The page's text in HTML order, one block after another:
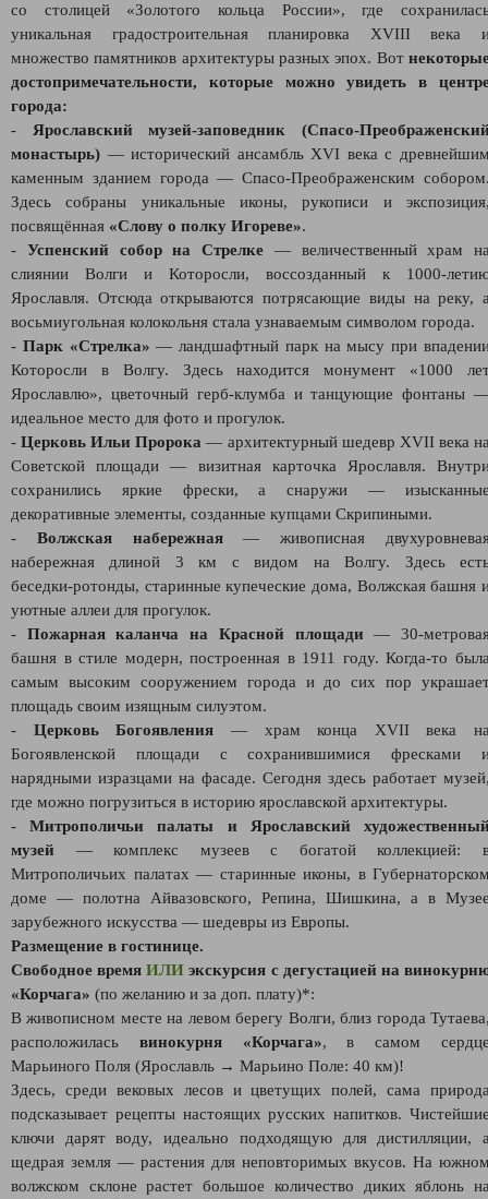
со столицей «Золотого кольца России», где
уникальная градостроительная планировка XVIII века
множество памятников архитектуры разных эпох. Вот
достопримечательности, которые можно увидеть в
города:
- Ярославский музей‑заповедник
монастырь) — исторический ансамбль XVI века с
каменным зданием города — Спасо‑Преображенским
Здесь собраны уникальные иконы, рукописи и
посвящённая «Слову о полку Игореве».
- Успенский собор на Стрелке — величественный храм
слиянии Волги и Которосли, воссозданный к
Ярославля. Отсюда открываются потрясающие виды на реку,
восьмиугольная колокольня стала узнаваемым символом города.
- Парк «Стрелка» — ландшафтный парк на мысу при
Которосли в Волгу. Здесь находится монумент «1000
Ярославлю», цветочный герб‑клумба и танцующие фонтаны
идеальное место для фото и прогулок.
-Церковь Ильи Пророка — архитектурный шедевр XVII века
Советской площади — визитная карточка Ярославля.
сохранились яркие фрески, а снаружи —
декоративные элементы, созданные купцами Скрипиными.
- Волжская набережная— живописная
набережная длиной 3 км с видом на Волгу. Здесь
беседки‑ротонды, старинные купеческие дома, Волжская башня
уютные аллеи для прогулок.
- Пожарная каланча на Красной площади —
башня в стиле модерн, построенная в 1911 году. Когда‑то
самым высоким сооружением города и до сих пор
площадь своим изящным силуэтом.
- Церковь Богоявления — храм конца XVII века
Богоявленской площади с сохранившимися фресками
нарядными изразцами на фасаде. Сегодня здесь работает
где можно погрузиться в историю ярославской архитектуры.
-Митрополичьи палаты и Ярославский
музей — комплекс музеев с богатой коллекцией:
Митрополичьих палатах — старинные иконы, в
доме — полотна Айвазовского, Репина, Шишкина, а в
зарубежного искусства — шедевры из Европы.
Размещение в гостинице.
Свободное времяИЛИ экскурсия с дегустацией на
«Корчага» (по желанию и за доп. плату)*:
В живописном месте на левом берегу Волги, близ города
расположилась винокурня «Корчага», в самом
Марьиного Поля (Ярославль → Марьино Поле: 40 км)!
Здесь, среди вековых лесов и цветущих полей, сама
подсказывает рецепты настоящих русских напитков.
ключи дарят воду, идеально подходящую для дистилляции,
щедрая земля — растения для неповторимых вкусов. На
волжском склоне растет большое количество диких яблонь